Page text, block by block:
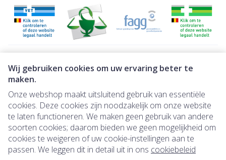
Wij gebruiken cookies om uw ervaring beter te
maken.
Onze webshop maakt uitsluitend gebruik van essentiële
cookies. Deze cookies zijn noodzakelijk om onze website
te laten functioneren. We maken geen gebruik van andere
soorten cookies; daarom bieden we geen mogelijkheid om
cookies te weigeren of uw cookie-instellingen aan te
passen. We leggen dit in detail uit in ons cookiebeleid
Juridische links